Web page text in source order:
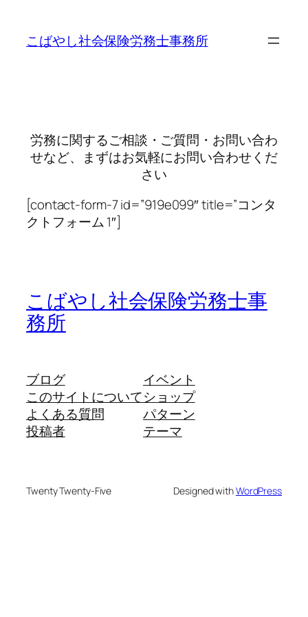
こばやし社会保険労務士事務所
労務に関するご相談・ご質問・お問い合わ
せなど、まずはお気軽にお問い合わせくだ
さい
[contact-form-7 id=”919e099″ title=”コンタ
クトフォーム 1″]
こばやし社会保険労務士事
務所
ブログ
このサイトについて
よくある質問
投稿者
イベント
ショップ
パターン
テーマ
Twenty Twenty-Five Designed withWordPress